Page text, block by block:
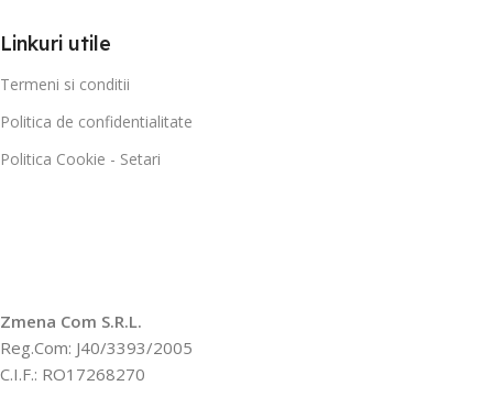
Linkuri utile
Termeni si conditii
Politica de confidentialitate
Politica Cookie - Setari
Zmena Com S.R.L.
Reg.Com: J40/3393/2005
C.I.F.: RO17268270